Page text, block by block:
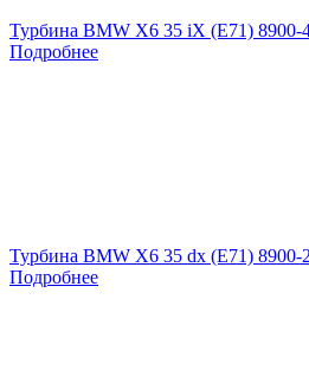
Турбина BMW X6 35 iX (E71) 8900-
Подробнее
Турбина BMW X6 35 dx (E71) 8900-
Подробнее